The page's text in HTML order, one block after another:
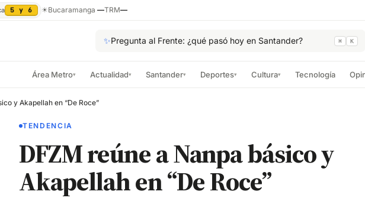
5 y 6 ☀Bucaramanga —TRM—
✨Pregunta al Frente: ¿qué pasó hoy en Santander? ⌘ K
Área Metro▾ Actualidad▾ Santander▾ Deportes▾ Cultura▾ Tecnología
y Akapellah en “De Roce”
TENDENCIA
DFZM reúne a Nanpa básico y
Akapellah en “De Roce”